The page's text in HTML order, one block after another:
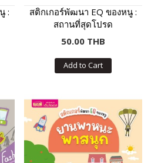
:
สติกเกอร์พัฒนา EQ ของหนู :
สถานที่สุดโปรด
50.00 THB
Add to Cart